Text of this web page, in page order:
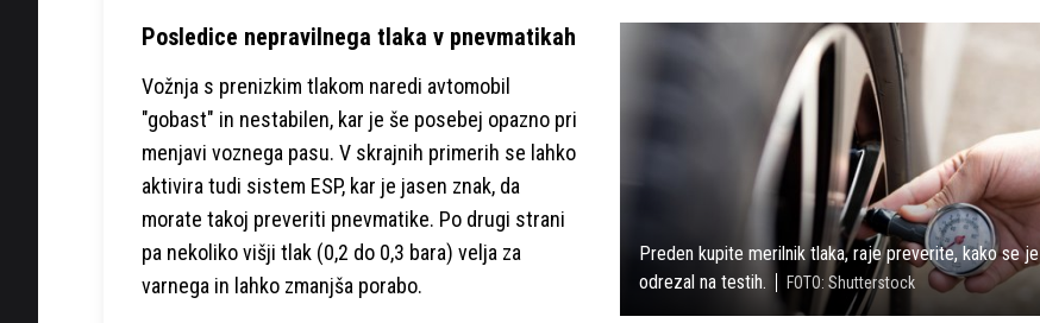
Preden kupite merilnik tlaka, raje preverite, kako se je
odrezal na testih.
FOTO: Shutterstock
Posledice nepravilnega tlaka v pnevmatikah
Vožnja s prenizkim tlakom naredi avtomobil
"gobast" in nestabilen, kar je še posebej opazno pri
menjavi voznega pasu. V skrajnih primerih se lahko
aktivira tudi sistem ESP, kar je jasen znak, da
morate takoj preveriti pnevmatike. Po drugi strani
pa nekoliko višji tlak (0,2 do 0,3 bara) velja za
varnega in lahko zmanjša porabo.